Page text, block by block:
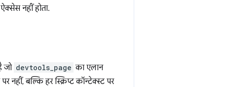
नहीं होता.
जो devtools_page का एलान
बल्कि हर स्क्रिप्ट कॉन्टेक्स्ट पर